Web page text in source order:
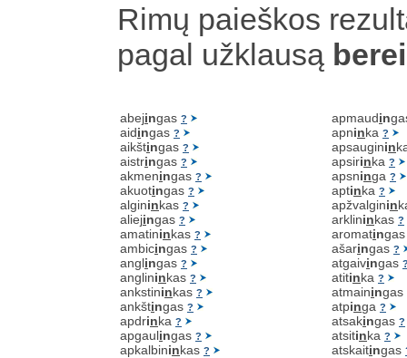
Rimų paieškos
pagal užklausą
abejingas ?
aidingas ?
aikštingas ?
aistringas ?
akmeningas ?
akuotingas ?
algininkas ?
aliejingas ?
amatininkas ?
ambicingas ?
anglingas ?
anglininkas ?
ankstininkas ?
ankštingas ?
apdrinka ?
apgaulingas ?
apkalbininkas ?
apmaudin
apninka ?
apsauginin
apsirinka ?
apsninga ?
aptinka ?
apžvalginin
arklininkas ?
aromatin
ašaringas ?
atgaivingas
atitinka ?
atmainingas
atpinga ?
atsakingas ?
atsitinka ?
atskaitingas